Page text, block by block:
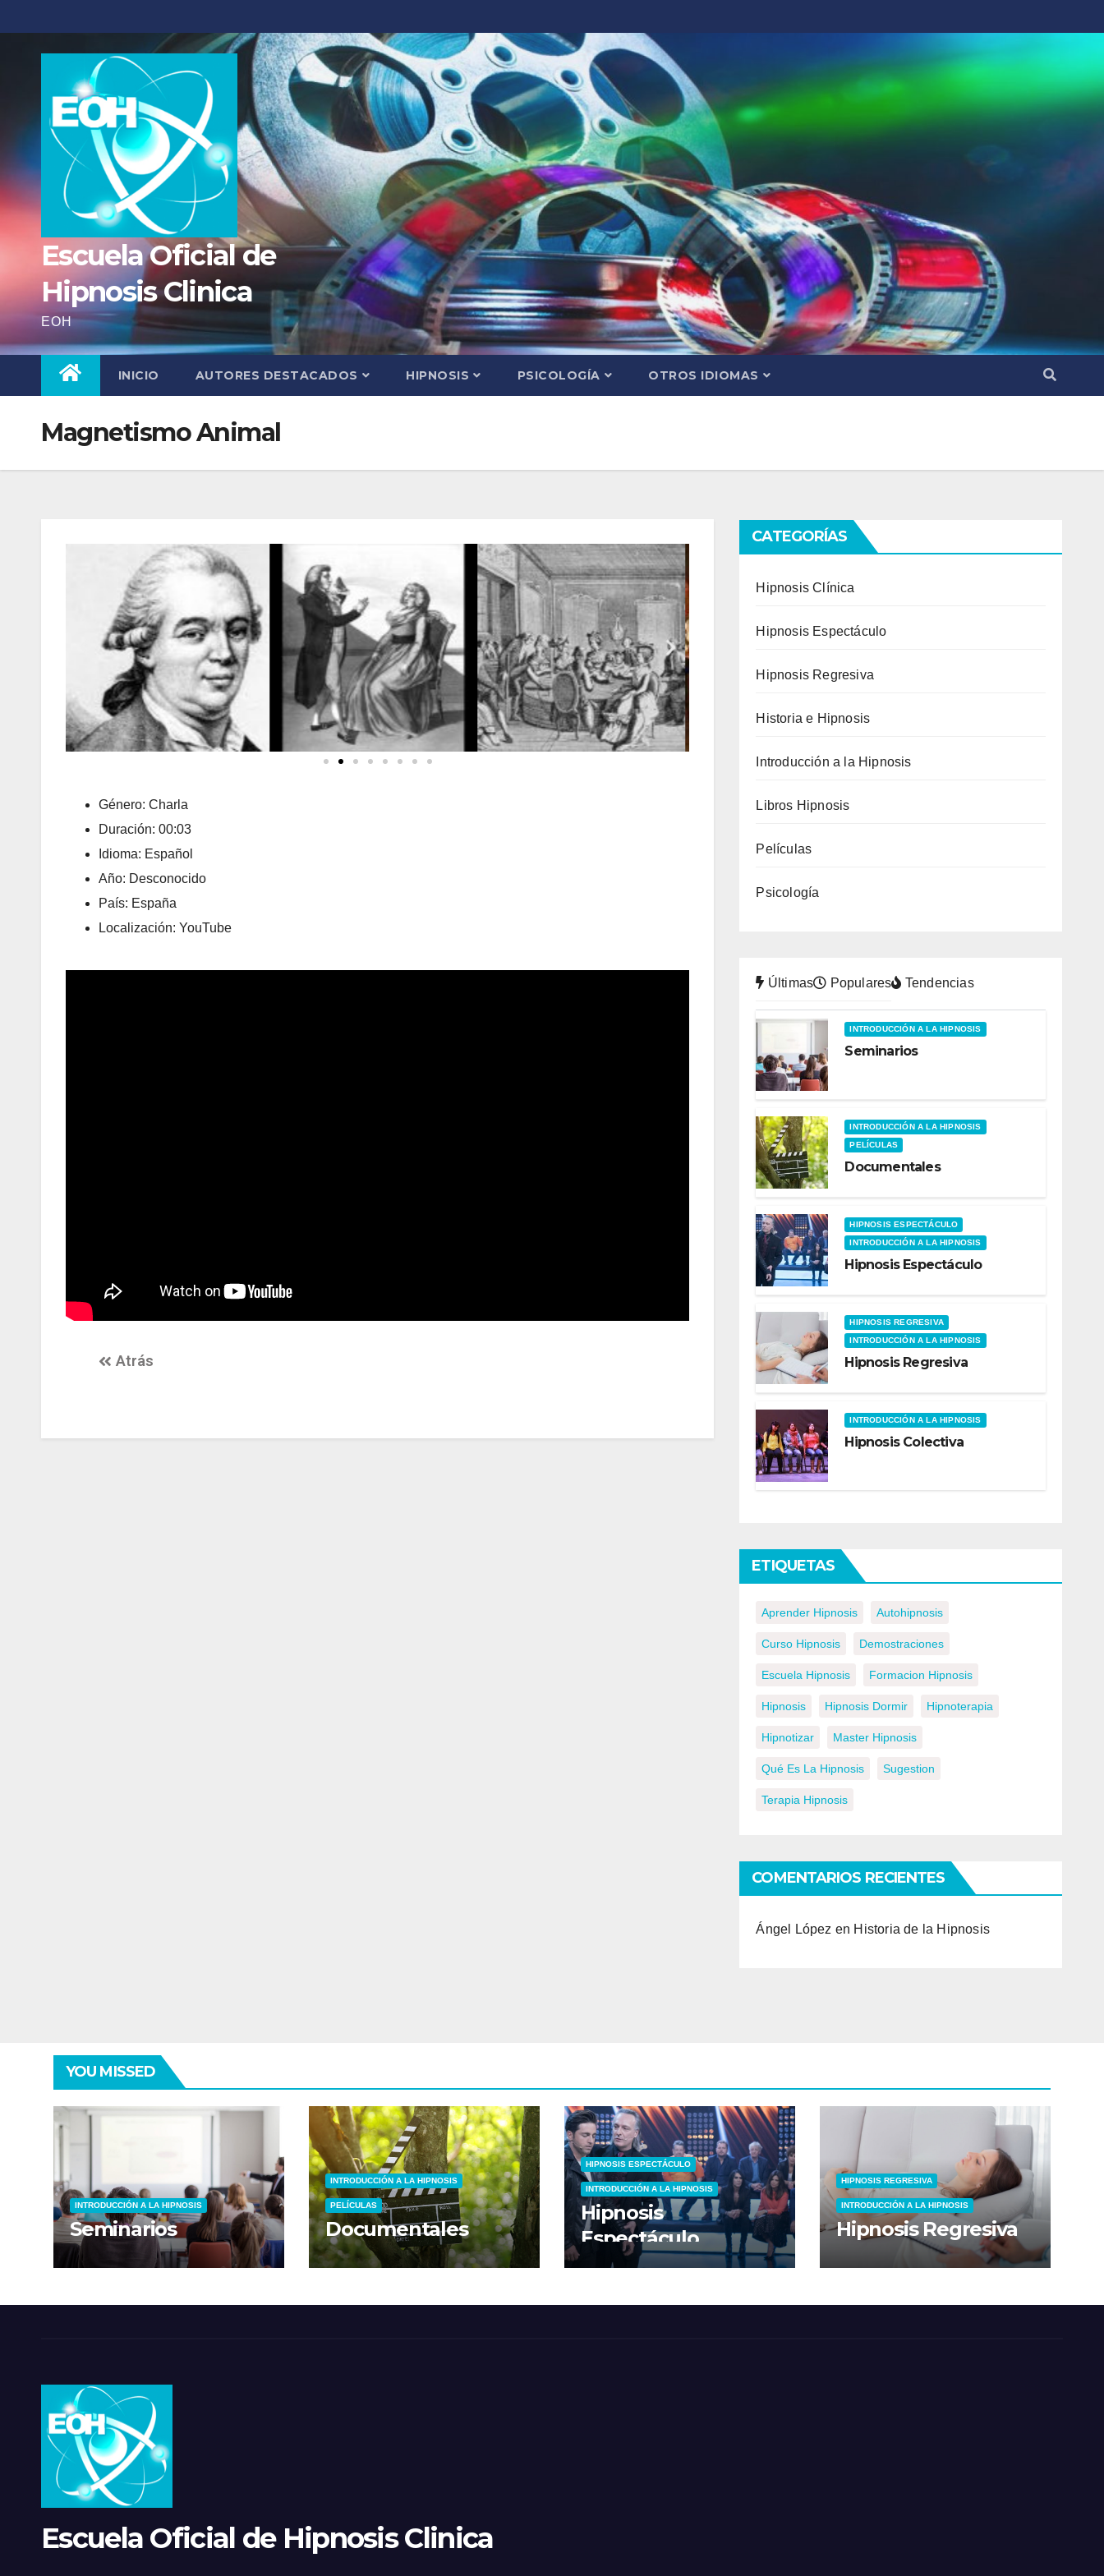
Escuela Oficial de
Hipnosis Clinica
EOH
INICIO AUTORES DESTACADOS HIPNOSIS PSICOLOGÍA OTROS IDIOMAS
Magnetismo Animal
Género: Charla
Duración: 00:03
Idioma: Español
Año: Desconocido
País: España
Localización: YouTube
Atrás
CATEGORÍAS
Hipnosis Clínica
Hipnosis Espectáculo
Hipnosis Regresiva
Historia e Hipnosis
Introducción a la Hipnosis
Libros Hipnosis
Películas
Psicología
Últimas Populares Tendencias
INTRODUCCIÓN A LA HIPNOSIS
Seminarios
INTRODUCCIÓN A LA HIPNOSIS
PELÍCULAS
Documentales
HIPNOSIS ESPECTÁCULO
INTRODUCCIÓN A LA HIPNOSIS
Hipnosis Espectáculo
HIPNOSIS REGRESIVA
INTRODUCCIÓN A LA HIPNOSIS
Hipnosis Regresiva
INTRODUCCIÓN A LA HIPNOSIS
Hipnosis Colectiva
ETIQUETAS
Aprender Hipnosis Autohipnosis
Curso Hipnosis Demostraciones
Escuela Hipnosis Formacion Hipnosis
Hipnosis Hipnosis Dormir Hipnoterapia
Hipnotizar Master Hipnosis
Qué Es La Hipnosis Sugestion
Terapia Hipnosis
COMENTARIOS RECIENTES
Ángel López en Historia de la Hipnosis
YOU MISSED
INTRODUCCIÓN A LA HIPNOSIS
Seminarios
INTRODUCCIÓN A LA HIPNOSIS
PELÍCULAS
Documentales
HIPNOSIS ESPECTÁCULO
INTRODUCCIÓN A LA HIPNOSIS
Hipnosis
Espectáculo
HIPNOSIS REGRESIVA
INTRODUCCIÓN A LA HIPNOSIS
Hipnosis Regresiva
Escuela Oficial de Hipnosis Clinica